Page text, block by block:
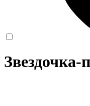
Звездочка-